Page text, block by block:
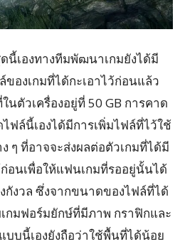
นี้เองทางทีมพัฒนาเกมยังได้มี
องเกมที่ได้กะเอาไว้ก่อนแล้ว
ตัวเครื่องอยู่ที่ 50 GB การคาด
ล์นี้เองได้มีการเพิ่มไฟล์ที่ไว้ใช้
ๆ ที่อาจจะส่งผลต่อตัวเกมที่ได้มี
อนเพื่อให้แฟนเกมที่รออยู่นั้นได้
กังวล ซึ่งจากขนาดของไฟล์ที่ได้
กมฟอร์มยักษ์ที่มีภาพ กราฟิกและ
บนี้เองยังถือว่าใช้พื้นที่ได้น้อย